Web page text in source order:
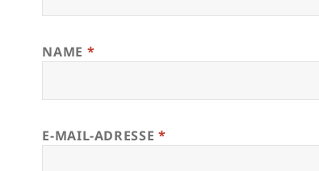
NAME *
E-MAIL-ADRESSE *